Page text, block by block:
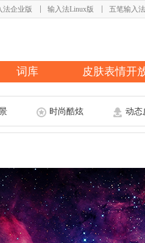
法企业版 输入法Linux版 五笔输入法
词库 皮肤表情开
时尚酷炫 动态